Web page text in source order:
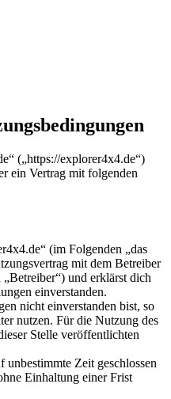
(„https://explorer4x4.de“)
ein Vertrag mit folgenden
(im Folgenden „das
mit dem Betreiber
und erklärst dich
einverstanden.
nicht einverstanden bist, so
nutzen. Für die Nutzung des
Stelle veröffentlichten
Zeit geschlossen
Einhaltung einer Frist